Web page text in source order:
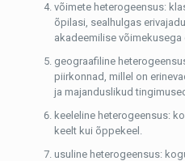
võimete heterogeensus:
õpilasi, sealhulgas
akadeemilise võimekusega
geograafiline
piirkonnad, millel on
ja majanduslikud
keeleline heterogeensus:
keelt kui õppekeel.
usuline heterogeensus: